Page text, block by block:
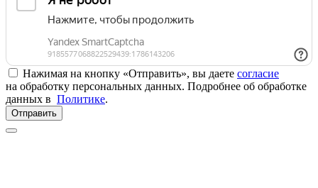
Нажимая на кнопку «Отправить», вы даете согласие
на обработку персональных данных. Подробнее об обработке
данных в Политике.
Отправить